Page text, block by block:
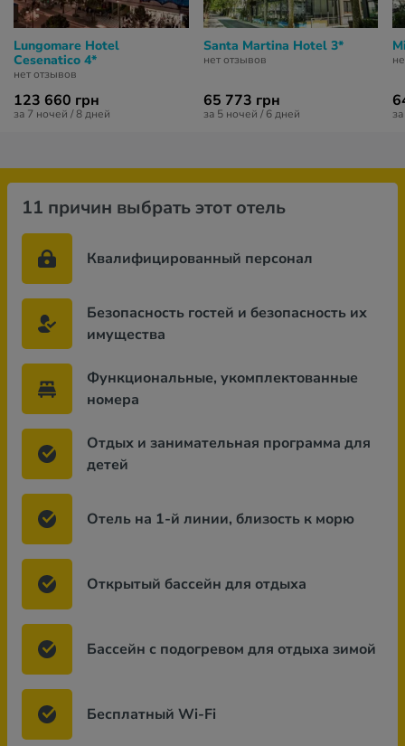
Lungomare Hotel
Cesenatico 4*
нет отзывов
123 660 грн
за 7 ночей / 8 дней
Santa Martina Hotel 3*
нет отзывов
65 773 грн
за 5 ночей / 6 дней
11 причин выбрать этот отель
Квалифицированный персонал
Безопасность гостей и безопасность их
имущества
Функциональные, укомплектованные
номера
Отдых и занимательная программа для
детей
Отель на 1-й линии, близость к морю
Открытый бассейн для отдыха
Бассейн с подогревом для отдыха зимой
Бесплатный Wi-Fi